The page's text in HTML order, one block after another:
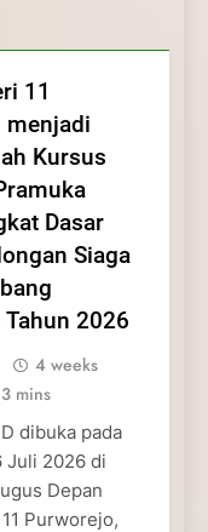
11
menjadi
Kursus
Dasar
Siaga
2026
4 weeks
3 mins
dibuka pada
Juli 2026 di
Depan
Purworejo,